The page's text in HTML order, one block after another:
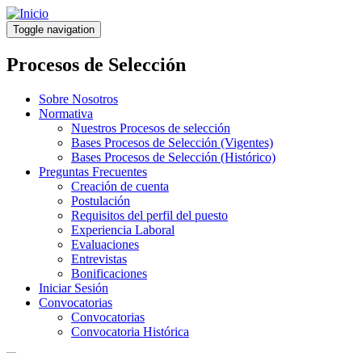
Pasar
al
contenido
principal
Toggle navigation
Procesos de Selección
Sobre Nosotros
Normativa
Nuestros Procesos de selección
Bases Procesos de Selección (Vigentes)
Bases Procesos de Selección (Histórico)
Preguntas Frecuentes
Creación de cuenta
Postulación
Requisitos del perfil del puesto
Experiencia Laboral
Evaluaciones
Entrevistas
Bonificaciones
Iniciar Sesión
Convocatorias
Convocatorias
Convocatoria Histórica